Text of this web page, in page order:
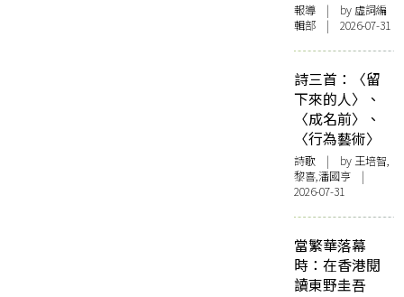
報導 | by 虛詞編
輯部 | 2026-07-31
詩三首：〈留
下來的人〉、
〈成名前〉、
〈行為藝術〉
詩歌 | by 王培智,
黎喜,潘國亨 |
2026-07-31
當繁華落幕
時：在香港閱
讀東野圭吾